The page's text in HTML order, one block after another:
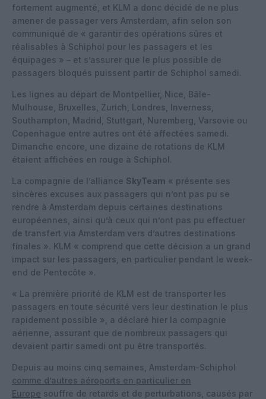
fortement augmenté, et KLM a donc décidé de ne plus
amener de passager vers Amsterdam, afin selon son
communiqué de « garantir des opérations sûres et
réalisables à Schiphol pour les passagers et les
équipages » – et s’assurer que le plus possible de
passagers bloqués puissent partir de Schiphol samedi.
Les lignes au départ de Montpellier, Nice, Bâle-
Mulhouse, Bruxelles, Zurich, Londres, Inverness,
Southampton, Madrid, Stuttgart, Nuremberg, Varsovie ou
Copenhague entre autres ont été affectées samedi.
Dimanche encore, une dizaine de rotations de KLM
étaient affichées en rouge à Schiphol.
La compagnie de l’alliance SkyTeam « présente ses
sincères excuses aux passagers qui n’ont pas pu se
rendre à Amsterdam depuis certaines destinations
européennes, ainsi qu’à ceux qui n’ont pas pu effectuer
de transfert via Amsterdam vers d’autres destinations
finales ». KLM « comprend que cette décision a un grand
impact sur les passagers, en particulier pendant le week-
end de Pentecôte ».
« La première priorité de KLM est de transporter les
passagers en toute sécurité vers leur destination le plus
rapidement possible », a déclaré hier la compagnie
aérienne, assurant que de nombreux passagers qui
devaient partir samedi ont pu être transportés.
Depuis au moins cinq semaines, Amsterdam-Schiphol
comme d’autres aéroports en particulier en
Europe souffre de retards et de perturbations, causés par